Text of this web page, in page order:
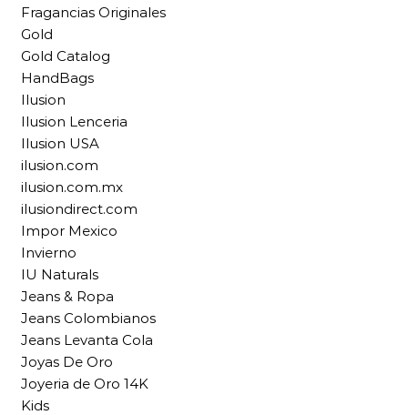
Fragancias Originales
Gold
Gold Catalog
HandBags
Ilusion
Ilusion Lenceria
Ilusion USA
ilusion.com
ilusion.com.mx
ilusiondirect.com
Impor Mexico
Invierno
IU Naturals
Jeans & Ropa
Jeans Colombianos
Jeans Levanta Cola
Joyas De Oro
Joyeria de Oro 14K
Kids